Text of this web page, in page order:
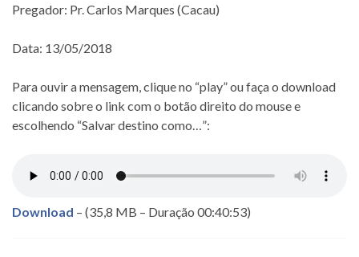
Pregador: Pr. Carlos Marques (Cacau)
Data: 13/05/2018
Para ouvir a mensagem, clique no “play” ou faça o download
clicando sobre o link com o botão direito do mouse e
escolhendo “Salvar destino como…”:
Download – (35,8 MB – Duração 00:40:53)